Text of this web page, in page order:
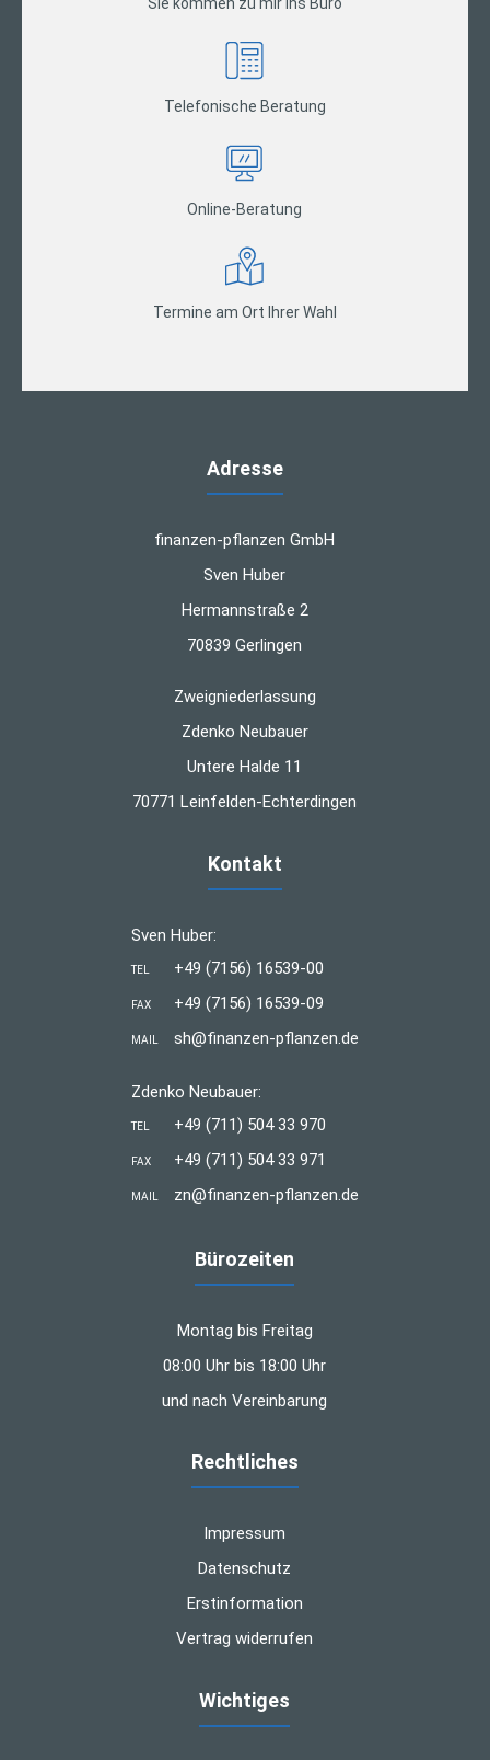
Telefonische Beratung
Online-Beratung
Termine am Ort Ihrer Wahl
Adresse
finanzen-pflanzen GmbH
Sven Huber
Hermannstraße 2
70839 Gerlingen
Zweigniederlassung
Zdenko Neubauer
Untere Halde 11
70771 Leinfelden-Echterdingen
Kontakt
Sven Huber:
TEL +49 (7156) 16539-00
FAX +49 (7156) 16539-09
MAIL sh@finanzen-pflanzen.de
Zdenko Neubauer:
TEL +49 (711) 504 33 970
FAX +49 (711) 504 33 971
MAIL zn@finanzen-pflanzen.de
Bürozeiten
Montag bis Freitag
08:00 Uhr bis 18:00 Uhr
und nach Vereinbarung
Rechtliches
Impressum
Datenschutz
Erstinformation
Vertrag widerrufen
Wichtiges